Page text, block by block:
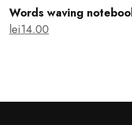
Words waving
lei14.00